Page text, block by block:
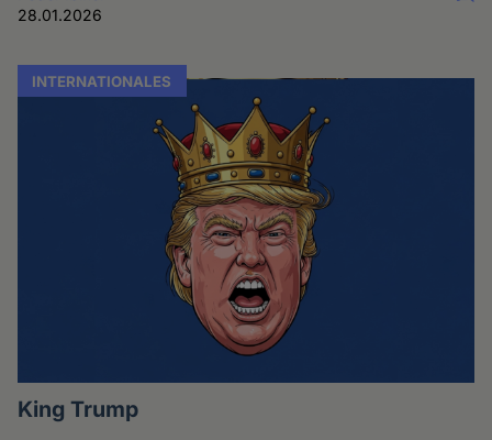
28.01.2026
INTERNATIONALES
King Trump